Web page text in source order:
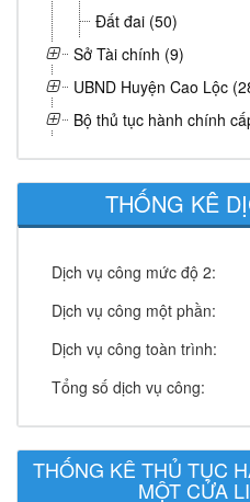
Đất đai (50)
Sở Tài chính (9)
UBND Huyện Cao Lộc
Bộ thủ tục hành chính
THỐNG KÊ
Dịch vụ công mức độ 2:
Dịch vụ công một phần:
Dịch vụ công toàn trình:
Tổng số dịch vụ công:
THỐNG KÊ THỦ TỤC
MỘT CỬA